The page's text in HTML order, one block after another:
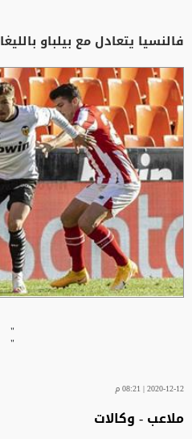
فالنسيا يتعادل مع بيلباو بالليغا
"
"
2020-12-12 | 08:21 م
ملاعب - وكالات